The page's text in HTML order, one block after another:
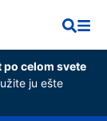
po celom svete
ju ešte